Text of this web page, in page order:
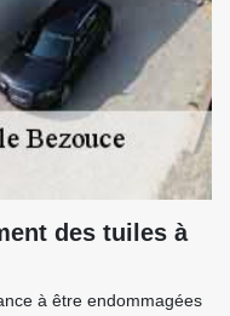
des tuiles à
à être endommagées